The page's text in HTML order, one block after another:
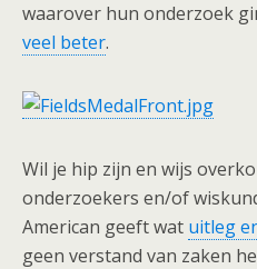
waarover hun onderzoek
veel beter.
Wil je hip zijn en wijs
onderzoekers en/of
American geeft wat uitleg
geen verstand van zaken